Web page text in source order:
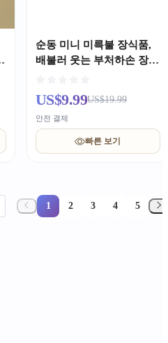
순동 미니 미륵불 장식품,
배불러 웃는 부처하손 장식
US$9.99US$19.99
안전 결제
빠른 보기
1 2 3 4 5